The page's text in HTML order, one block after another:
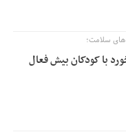
سلامت؛
با کودکان بیش فعال